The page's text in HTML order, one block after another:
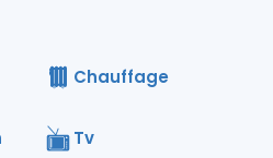
Chauffage
Tv